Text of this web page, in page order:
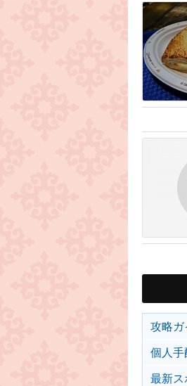
攻略ガ
個人
最新ス